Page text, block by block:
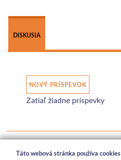
DISKUSIA
NOVÝ PRÍSPEVOK
Zatiaľ žiadne príspevky
Táto webová stránka používa cookies